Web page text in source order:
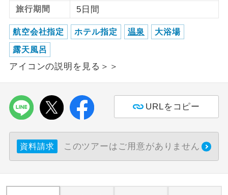
旅行期間 5日間
航空会社指定 ホテル指定 温泉 大浴場
露天風呂
アイコンの説明を見る＞＞
URLをコピー
資料請求 このツアーはご用意がありません